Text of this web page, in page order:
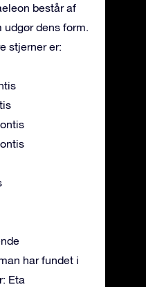
består af
udgør dens form.
stjerner er:
har fundet i
Eta